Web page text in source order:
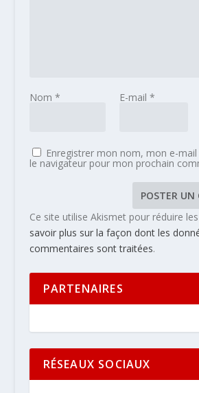
Nom * E-mail *
Enregistrer mon nom, mon e-
le navigateur pour mon prochain
Ce site utilise Akismet pour réduire
savoir plus sur la façon dont les
commentaires sont traitées.
PARTENAIRES
RÉSEAUX SOCIAUX